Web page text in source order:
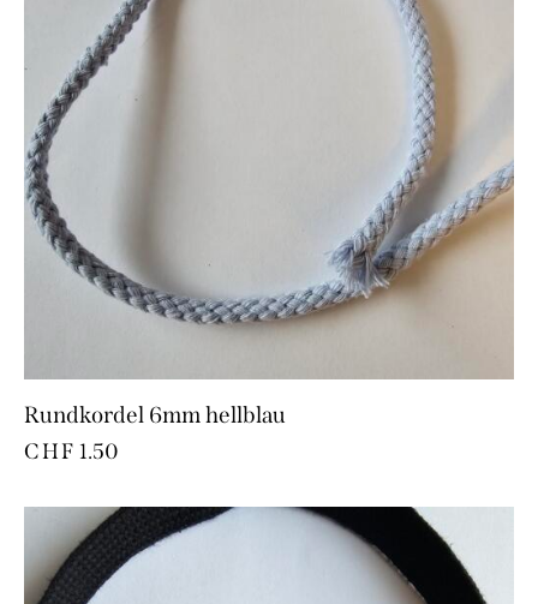
Rundkordel 6mm hellblau
CHF 1.50